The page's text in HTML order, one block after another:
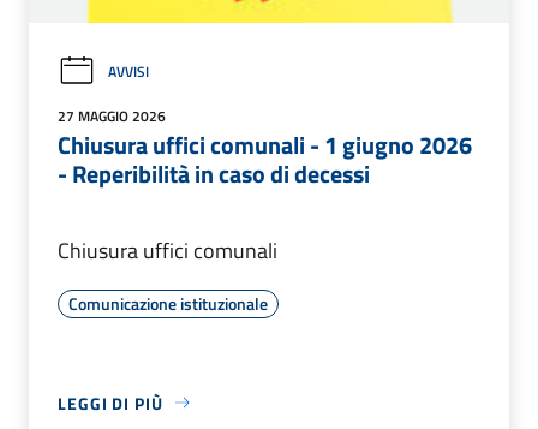
AVVISI
27 MAGGIO 2026
Chiusura uffici comunali - 1 giugno 2026
- Reperibilità in caso di decessi
Chiusura uffici comunali
Comunicazione istituzionale
LEGGI DI PIÙ